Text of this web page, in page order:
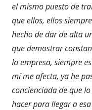
el mismo puesto de
que ellos, ellos
hecho de dar de alta
que demostrar
la empresa, siempre
mí me afecta, ya he
concienciada de que
hacer para llegar a